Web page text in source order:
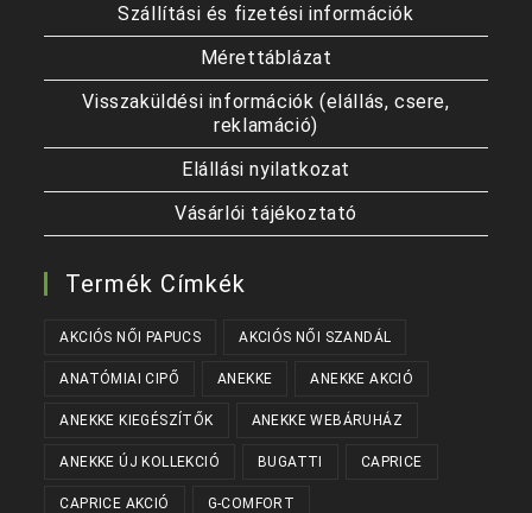
Szállítási és fizetési információk
Mérettáblázat
Visszaküldési információk (elállás, csere,
reklamáció)
Elállási nyilatkozat
Vásárlói tájékoztató
Termék Címkék
AKCIÓS NŐI PAPUCS AKCIÓS NŐI SZANDÁL
ANATÓMIAI CIPŐ ANEKKE ANEKKE AKCIÓ
ANEKKE KIEGÉSZÍTŐK ANEKKE WEBÁRUHÁZ
ANEKKE ÚJ KOLLEKCIÓ BUGATTI CAPRICE
CAPRICE AKCIÓ G-COMFORT